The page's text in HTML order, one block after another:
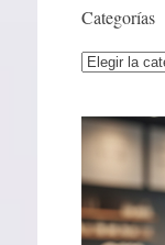
Categorías
Categorías